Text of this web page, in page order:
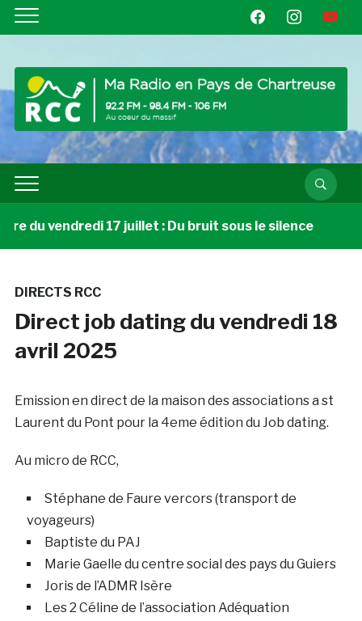
facebookinstagramyoutube
du vendredi 17 juillet : Du bruit sous le silence
DIRECTS RCC
Direct job dating du vendredi 18
avril 2025
Emission en direct de la maison des associations a st
Laurent du Pont pour la 4eme édition du Job dating.
Au micro de RCC,
Stéphane de Faure vercors (transport de
voyageurs)
Baptiste du PAJ
Marie Gaelle du centre social des pays du Guiers
Joris de l’ADMR Isère
Les 2 Céline de l’association Adéquation